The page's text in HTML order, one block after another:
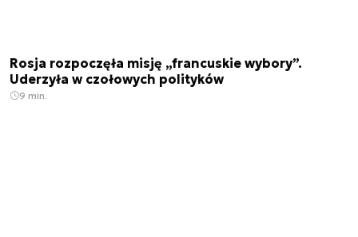
Rosja rozpoczęła misję „francuskie wybory”.
Uderzyła w czołowych polityków
9 min.